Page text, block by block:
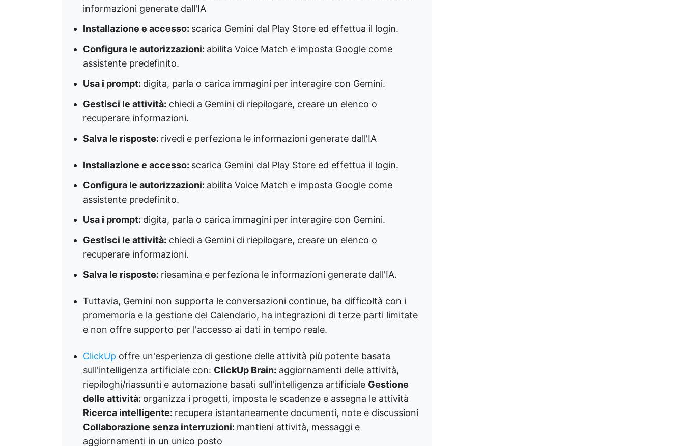
informazioni generate dall'IA
Installazione e accesso: scarica Gemini dal Play Store ed effettua il login.
Configura le autorizzazioni: abilita Voice Match e imposta Google come
assistente predefinito.
Usa i prompt: digita, parla o carica immagini per interagire con Gemini.
Gestisci le attività: chiedi a Gemini di riepilogare, creare un elenco o
recuperare informazioni.
Salva le risposte: rivedi e perfeziona le informazioni generate dall'IA
Installazione e accesso: scarica Gemini dal Play Store ed effettua il login.
Configura le autorizzazioni: abilita Voice Match e imposta Google come
assistente predefinito.
Usa i prompt: digita, parla o carica immagini per interagire con Gemini.
Gestisci le attività: chiedi a Gemini di riepilogare, creare un elenco o
recuperare informazioni.
Salva le risposte: riesamina e perfeziona le informazioni generate dall'IA.
Tuttavia, Gemini non supporta le conversazioni continue, ha difficoltà con i
promemoria e la gestione del Calendario, ha integrazioni di terze parti limitate
e non offre supporto per l'accesso ai dati in tempo reale.
ClickUp offre un'esperienza di gestione delle attività più potente basata
sull'intelligenza artificiale con: ClickUp Brain: aggiornamenti delle attività,
riepiloghi/riassunti e automazione basati sull'intelligenza artificiale Gestione
delle attività: organizza i progetti, imposta le scadenze e assegna le attività
Ricerca intelligente: recupera istantaneamente documenti, note e discussioni
Collaborazione senza interruzioni: mantieni attività, messaggi e
aggiornamenti in un unico posto